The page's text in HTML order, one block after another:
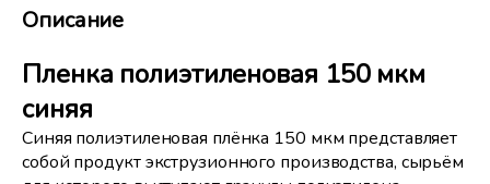
Описание
Пленка полиэтиленовая 150 мкм
синяя
Синяя полиэтиленовая плёнка 150 мкм представляет
собой продукт экструзионного производства, сырьём